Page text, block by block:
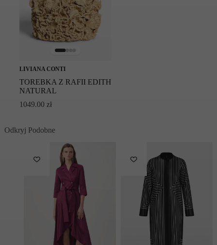
LIVIANA CONTI
TOREBKA Z RAFII EDITH
NATURAL
1049.00 zł
Odkryj Podobne